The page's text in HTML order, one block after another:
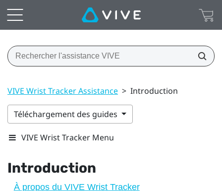
VIVE Wrist Tracker Assistance > Introduction
Téléchargement des guides
VIVE Wrist Tracker Menu
Introduction
À propos du VIVE Wrist Tracker